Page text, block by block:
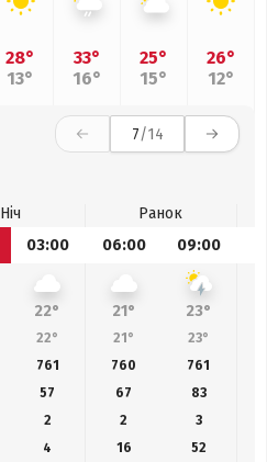
28°
13°
33°
16°
25°
15°
26°
12°
7/14
Ніч
Ранок
03:00 06:00 09:00
22° 21° 23°
22° 21° 23°
761 760 761
57 67 83
2 2
3
4 16 52